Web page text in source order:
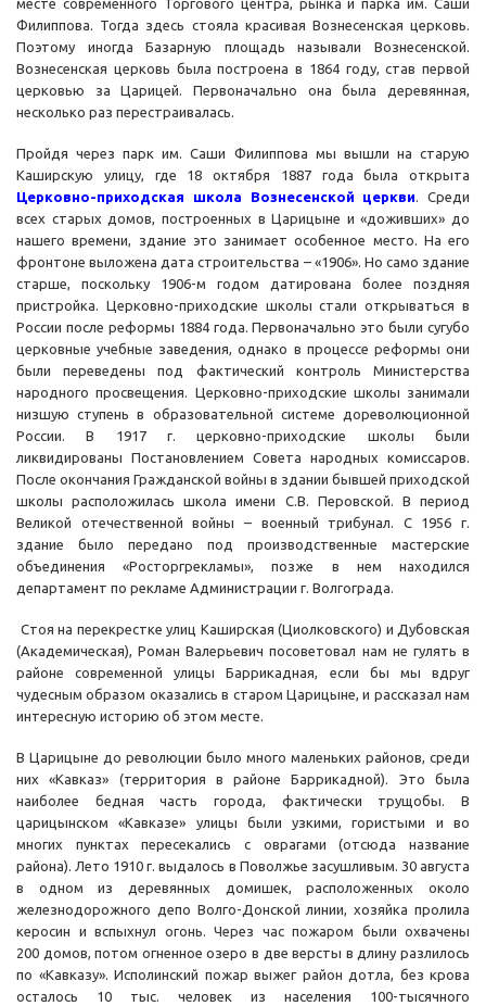
месте современного Торгового центра, рынка и парка им. Саши
Филиппова. Тогда здесь стояла красивая Вознесенская церковь.
Поэтому иногда Базарную площадь называли Вознесенской.
Вознесенская церковь была построена в 1864 году, став первой
церковью за Царицей. Первоначально она была деревянная,
несколько раз перестраивалась.
Пройдя через парк им. Саши Филиппова мы вышли на старую
Каширскую улицу, где 18 октября 1887 года была открыта
Церковно-приходская школа Вознесенской церкви. Среди
всех старых домов, построенных в Царицыне и «доживших» до
нашего времени, здание это занимает особенное место. На его
фронтоне выложена дата строительства – «1906». Но само здание
старше, поскольку 1906-м годом датирована более поздняя
пристройка. Церковно-приходские школы стали открываться в
России после реформы 1884 года. Первоначально это были сугубо
церковные учебные заведения, однако в процессе реформы они
были переведены под фактический контроль Министерства
народного просвещения. Церковно-приходские школы занимали
низшую ступень в образовательной системе дореволюционной
России. В 1917 г. церковно-приходские школы были
ликвидированы Постановлением Совета народных комиссаров.
После окончания Гражданской войны в здании бывшей приходской
школы расположилась школа имени С.В. Перовской. В период
Великой отечественной войны – военный трибунал. С 1956 г.
здание было передано под производственные мастерские
объединения «Росторгрекламы», позже в нем находился
департамент по рекламе Администрации г. Волгограда.
Стоя на перекрестке улиц Каширская (Циолковского) и Дубовская
(Академическая), Роман Валерьевич посоветовал нам не гулять в
районе современной улицы Баррикадная, если бы мы вдруг
чудесным образом оказались в старом Царицыне, и рассказал нам
интересную историю об этом месте.
В Царицыне до революции было много маленьких районов, среди
них «Кавказ» (территория в районе Баррикадной). Это была
наиболее бедная часть города, фактически трущобы. В
царицынском «Кавказе» улицы были узкими, гористыми и во
многих пунктах пересекались с оврагами (отсюда название
района). Лето 1910 г. выдалось в Поволжье засушливым. 30 августа
в одном из деревянных домишек, расположенных около
железнодорожного депо Волго-Донской линии, хозяйка пролила
керосин и вспыхнул огонь. Через час пожаром были охвачены
200 домов, потом огненное озеро в две версты в длину разлилось
по «Кавказу». Исполинский пожар выжег район дотла, без крова
осталось 10 тыс. человек из населения 100-тысячного